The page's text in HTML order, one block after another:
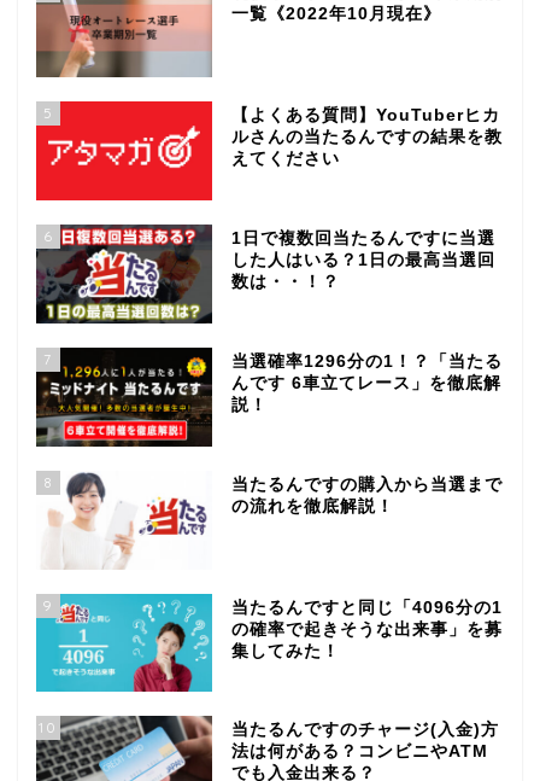
一覧《2022年10月現在》
5
【よくある質問】YouTuberヒカ
ルさんの当たるんですの結果を教
えてください
6
1日で複数回当たるんですに当選
した人はいる？1日の最高当選回
数は・・！？
7
当選確率1296分の1！？「当たる
んです 6車立てレース」を徹底解
説！
8
当たるんですの購入から当選まで
の流れを徹底解説！
9
当たるんですと同じ「4096分の1
の確率で起きそうな出来事」を募
集してみた！
10
当たるんですのチャージ(入金)方
法は何がある？コンビニやATM
でも入金出来る？